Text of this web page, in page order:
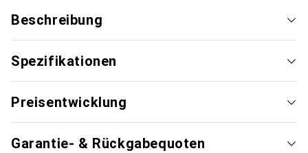
Beschreibung
Spezifikationen
Preisentwicklung
Garantie- & Rückgabequoten